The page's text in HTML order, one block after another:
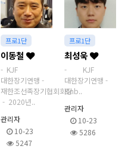
프로1단
이동철
- KJF
대한장기연맹 -
재한조선족장기협회회장
- 2020년..
관리자
10-23
5247
프로1단
최성욱
- KJF
대한장기연맹 -
&nb..
관리자
10-23
5286